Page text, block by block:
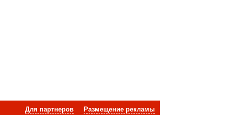
Размещение рекламы
Для партнеров